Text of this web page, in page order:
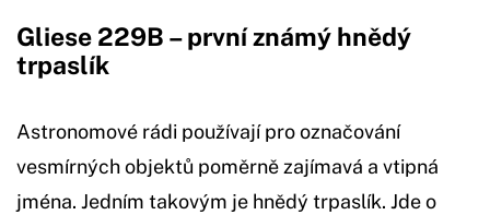
Gliese 229B – první známý hnědý
trpaslík
Astronomové rádi používají pro označování
vesmírných objektů poměrně zajímavá a vtipná
jména. Jedním takovým je hnědý trpaslík. Jde o